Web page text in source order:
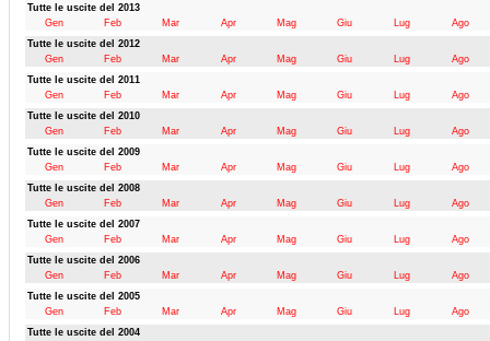
Tutte le uscite del 2013
Gen
Feb Mar Apr Mag Giu Lug
Ago
Tutte le uscite del 2012
Gen
Feb Mar Apr Mag Giu Lug
Ago
Tutte le uscite del 2011
Gen
Feb Mar Apr Mag Giu Lug
Ago
Tutte le uscite del 2010
Gen
Feb Mar Apr Mag Giu Lug
Ago
Tutte le uscite del 2009
Gen
Feb Mar Apr Mag Giu Lug
Ago
Tutte le uscite del 2008
Gen
Feb Mar Apr Mag Giu Lug
Ago
Tutte le uscite del 2007
Gen
Feb Mar Apr Mag Giu Lug
Ago
Tutte le uscite del 2006
Gen
Feb Mar Apr Mag Giu Lug
Ago
Tutte le uscite del 2005
Gen
Feb Mar Apr Mag Giu Lug
Ago
Tutte le uscite del 2004